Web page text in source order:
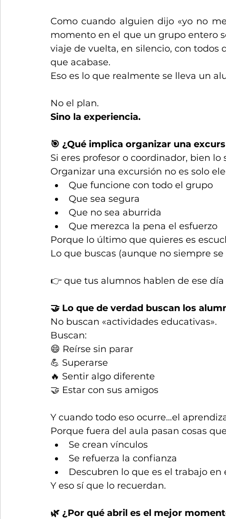
Como cuando alguien dijo «yo no
momento en el que un grupo entero
viaje de vuelta, en silencio, con
que acabase.
Eso es lo que realmente se lleva un
No el plan.
Sino la experiencia.
🎯 ¿Qué implica organizar una
Si eres profesor o coordinador, bien lo
Organizar una excursión no es solo
Que funcione con todo el grupo
Que sea segura
Que no sea aburrida
Que merezca la pena el esfuerzo
Porque lo último que quieres es
Lo que buscas (aunque no siempre
👉 que tus alumnos hablen de ese
🤝 Lo que de verdad buscan los
No buscan «actividades educativas».
Buscan:
😄 Reírse sin parar
💪 Superarse
🔥 Sentir algo diferente
🤝 Estar con sus amigos
Y cuando todo eso ocurre…el
Porque fuera del aula pasan cosas
Se crean vínculos
Se refuerza la confianza
Descubren lo que es el trabajo
Y eso sí que lo recuerdan.
🌿 ¿Por qué abril es el mejor